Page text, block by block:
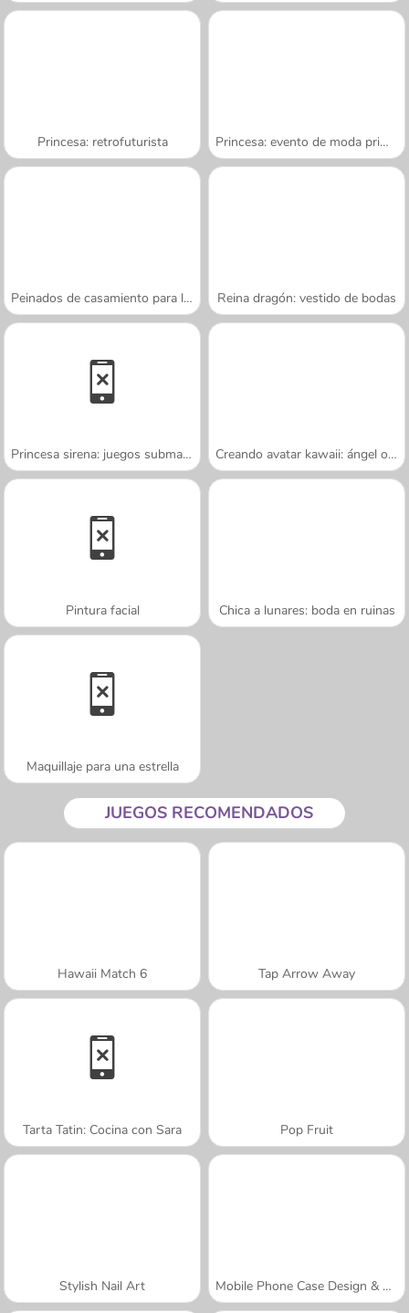
Princesa: retrofuturista Princesa: evento de moda primaveral
Peinados de casamiento para la princesa Reina dragón: vestido de bodas
Princesa sirena: juegos submarinos Creando avatar kawaii: ángel o demonio
Pintura facial Chica a lunares: boda en ruinas
Maquillaje para una estrella
JUEGOS RECOMENDADOS
Hawaii Match 6 Tap Arrow Away
Tarta Tatin: Cocina con Sara Pop Fruit
Stylish Nail Art Mobile Phone Case Design & DIY